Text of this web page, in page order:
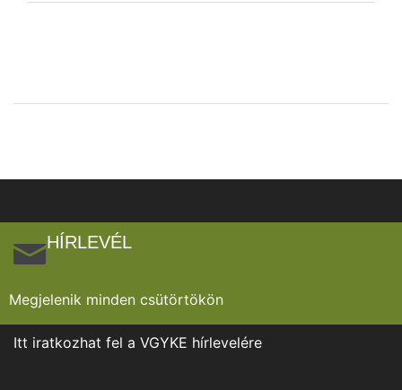
HÍRLEVÉL
Megjelenik minden csütörtökön
Itt iratkozhat fel a VGYKE hírlevelére